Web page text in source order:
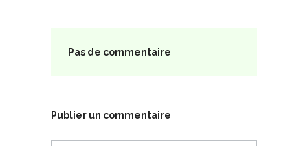
Pas de commentaire
Publier un commentaire